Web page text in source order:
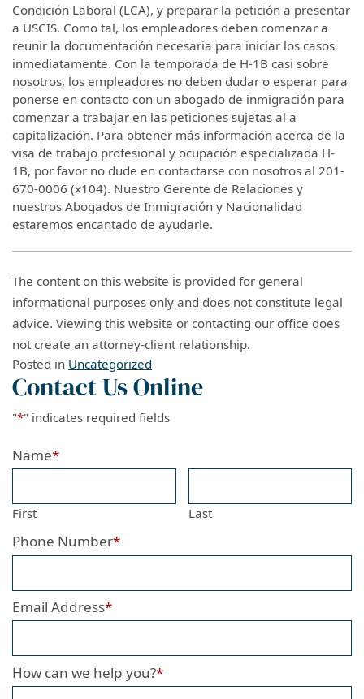
Condición Laboral (LCA), y preparar la petición a presentar
a USCIS. Como tal, los empleadores deben comenzar a
reunir la documentación necesaria para iniciar los casos
inmediatamente. Con la temporada de H-1B casi sobre
nosotros, los empleadores no deben dudar o esperar para
ponerse en contacto con un abogado de inmigración para
comenzar a trabajar en las peticiones sujetas al a
capitalización. Para obtener más información acerca de la
visa de trabajo profesional y ocupación especializada H-
1B, por favor no dude en contactarse con nosotros al 201-
670-0006 (x104). Nuestro Gerente de Relaciones y
nuestros Abogados de Inmigración y Nacionalidad
estaremos encantado de ayudarle.
The content on this website is provided for general
informational purposes only and does not constitute legal
advice. Viewing this website or contacting our office does
not create an attorney-client relationship.
Posted in Uncategorized
Contact Us Online
"*" indicates required fields
Name*
First Last
Phone Number*
Email Address*
How can we help you?*